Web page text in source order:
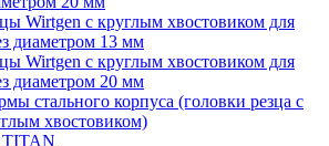
Wirtgen с круглым хвостовиком для
диаметром 13 мм
Wirtgen с круглым хвостовиком для
диаметром 20 мм
стального корпуса (головки резца с
хвостовиком)
TITAN